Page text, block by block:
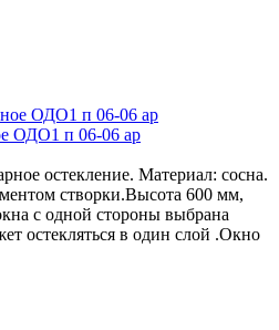
ОДО1 п 06-06 ар
остекление. Материал: сосна.
створки.Высота 600 мм,
с одной стороны выбрана
остекляться в один слой .Окно